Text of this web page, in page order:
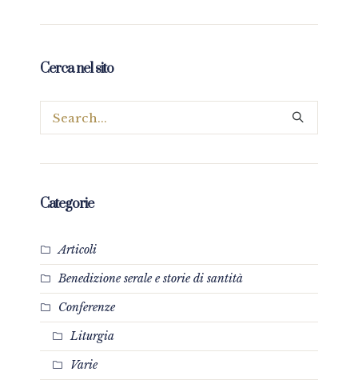
Cerca nel sito
Categorie
Articoli
Benedizione serale e storie di santità
Conferenze
Liturgia
Varie